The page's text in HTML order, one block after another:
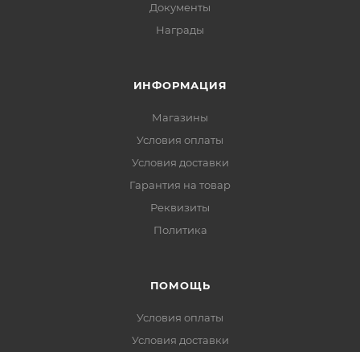
Документы
Награды
ИНФОРМАЦИЯ
Магазины
Условия оплаты
Условия доставки
Гарантия на товар
Реквизиты
Политика
ПОМОЩЬ
Условия оплаты
Условия доставки